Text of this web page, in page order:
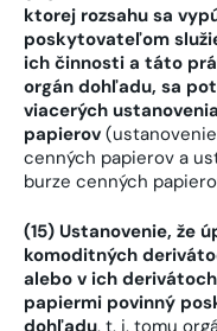
ktorej rozsahu sa
poskytovateľom
ich činnosti a táto
orgán dohľadu, sa
viacerých
papierov (ustanovenie
cenných papierov a
burze cenných
(15) Ustanovenie, že
komoditných
alebo v ich
papiermi povinný